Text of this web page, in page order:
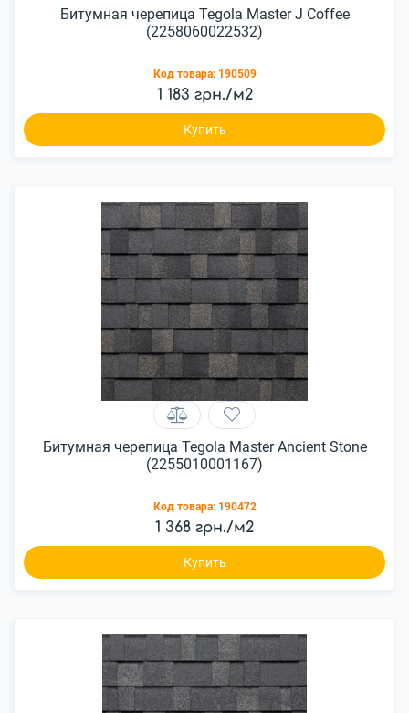
Битумная черепица Tegola Master J Coffee
(2258060022532)
Код товара: 190509
1 183 грн./м2
Купить
Битумная черепица Tegola Master Ancient Stone
(2255010001167)
Код товара: 190472
1 368 грн./м2
Купить